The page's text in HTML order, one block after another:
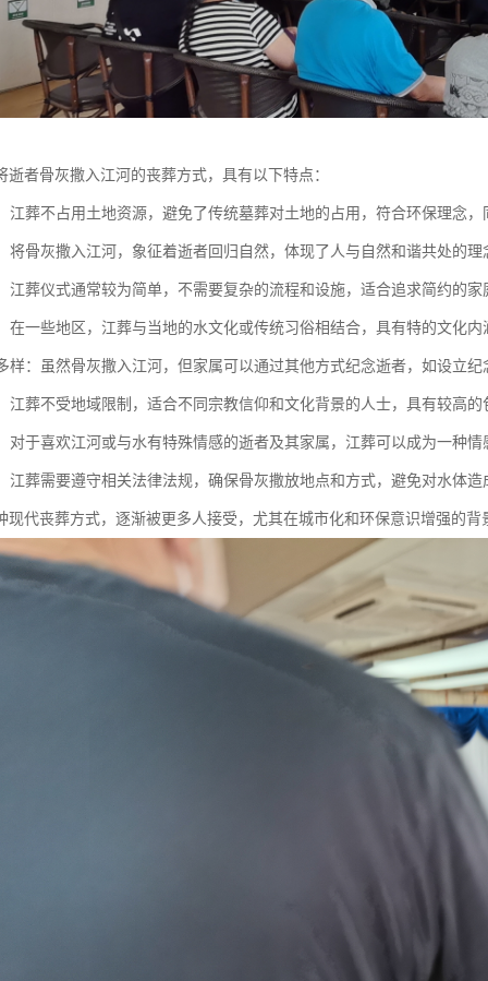
逝者骨灰撒入江河的丧葬方式，具有以下特点：
江葬不占用土地资源，避免了传统墓葬对土地的占用，符合环保理念
将骨灰撒入江河，象征着逝者回归自然，体现了人与自然和谐共处的
江葬仪式通常较为简单，不需要复杂的流程和设施，适合追求简约的家
在一些地区，江葬与当地的水文化或传统习俗相结合，具有特的文化内
样：虽然骨灰撒入江河，但家属可以通过其他方式纪念逝者，如设立
江葬不受地域限制，适合不同宗教信仰和文化背景的人士，具有较高的
对于喜欢江河或与水有特殊情感的逝者及其家属，江葬可以成为一种
江葬需要遵守相关法律法规，确保骨灰撒放地点和方式，避免对水体造
现代丧葬方式，逐渐被更多人接受，尤其在城市化和环保意识增强的背